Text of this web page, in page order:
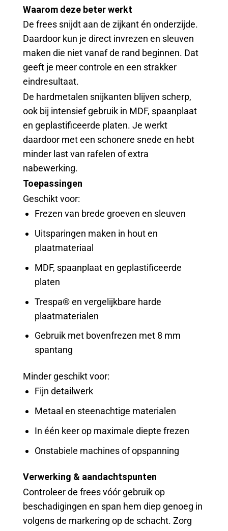
Waarom deze beter werkt
De frees snijdt aan de zijkant én onderzijde.
Daardoor kun je direct invrezen en sleuven
maken die niet vanaf de rand beginnen. Dat
geeft je meer controle en een strakker
eindresultaat.
De hardmetalen snijkanten blijven scherp,
ook bij intensief gebruik in MDF, spaanplaat
en geplastificeerde platen. Je werkt
daardoor met een schonere snede en hebt
minder last van rafelen of extra
nabewerking.
Toepassingen
Geschikt voor:
Frezen van brede groeven en sleuven
Uitsparingen maken in hout en
plaatmateriaal
MDF, spaanplaat en geplastificeerde
platen
Trespa® en vergelijkbare harde
plaatmaterialen
Gebruik met bovenfrezen met 8 mm
spantang
Minder geschikt voor:
Fijn detailwerk
Metaal en steenachtige materialen
In één keer op maximale diepte frezen
Onstabiele machines of opspanning
Verwerking & aandachtspunten
Controleer de frees vóór gebruik op
beschadigingen en span hem diep genoeg in
volgens de markering op de schacht. Zorg